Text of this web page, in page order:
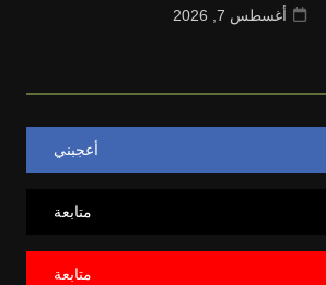
أغسطس 7, 2026
أعجبني
متابعة
متابعة